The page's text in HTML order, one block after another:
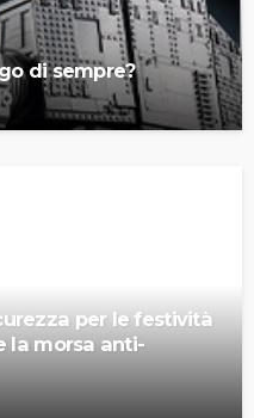
di sempre?
per le festività
la morsa anti-